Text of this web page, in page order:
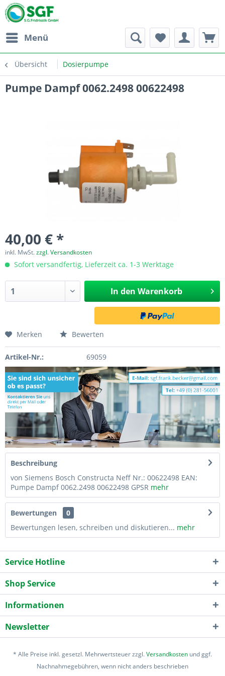
Menü
Übersicht Dosierpumpe
Pumpe Dampf 0062.2498 00622498
40,00 € *
inkl. MwSt.zzgl. Versandkosten
Sofort versandfertig, Lieferzeit ca. 1-3 Werktage
In den Warenkorb
Merken Bewerten
Artikel-Nr.: 69059
Beschreibung
von Siemens Bosch Constructa Neff Nr.: 00622498 EAN:
Pumpe Dampf 0062.2498 00622498 GPSR mehr
Bewertungen
0
Bewertungen lesen, schreiben und diskutieren... mehr
Service Hotline
Shop Service
Informationen
Newsletter
* Alle Preise inkl. gesetzl. Mehrwertsteuer zzgl.Versandkosten und ggf.
Nachnahmegebühren, wenn nicht anders beschrieben